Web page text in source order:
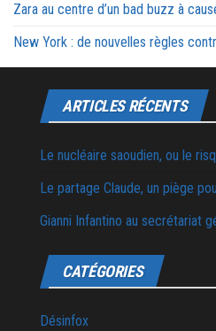
Zara au centre d’un bad buzz à
New York : de nouvelles règles
ARTICLES RÉCENTS
Le nucléaire saoudien, ou le
Le partage Claude, un piège
Gianni Infantino au secrétariat
CATÉGORIES
Désinfox